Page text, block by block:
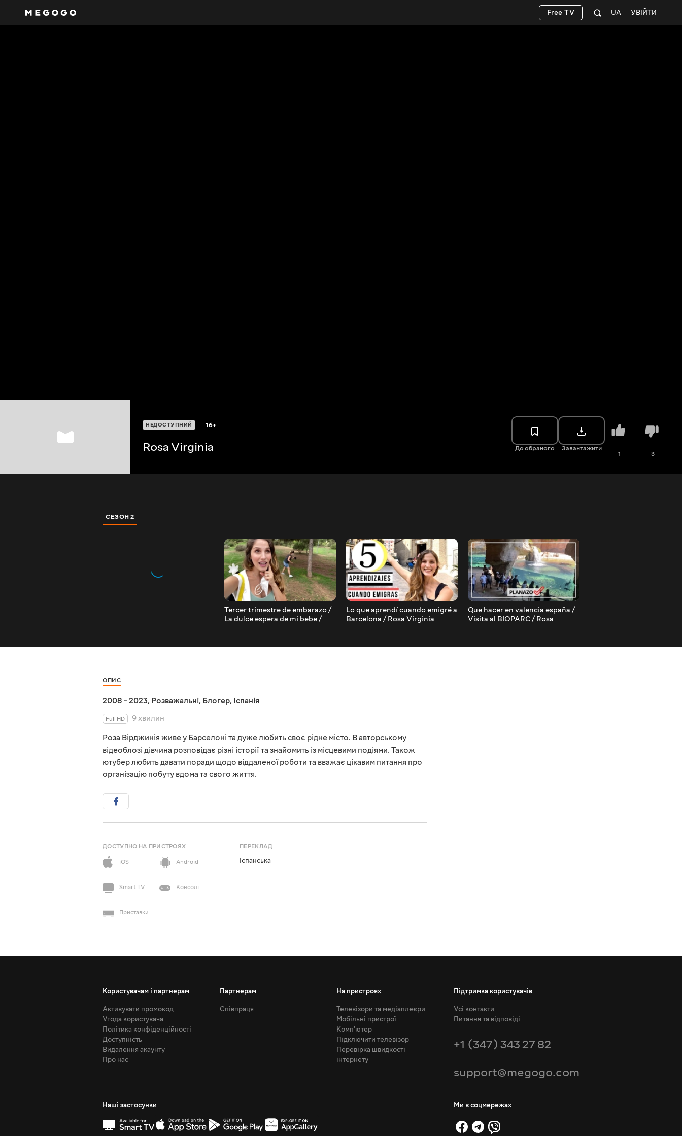
УВІЙТИ
UA
Free TV
НЕДОСТУПНИЙ 16+
Rosa Virginia До обраного Завантажити
1 3
СЕЗОН 2
Tercer trimestre de embarazo /
La dulce espera de mi bebe /
Lo que aprendí cuando emigré a
Barcelona / Rosa Virginia
Que hacer en valencia españa /
Visita al BIOPARC / Rosa
ОПИС
2008 - 2023, Розважальні, Блогер, Іспанія
Full HD
9 хвилин
Роза Вірджинія живе у Барселоні та дуже любить своє рідне місто. В авторському
відеоблозі дівчина розповідає різні історії та знайомить із місцевими подіями. Також
ютубер любить давати поради щодо віддаленої роботи та вважає цікавим питання про
організацію побуту вдома та свого життя.
ДОСТУПНО НА ПРИСТРОЯХ
iOS
Android
Smart TV Консолі
Приставки
ПЕРЕКЛАД
Іспанська
Користувачам і партнерам
Активувати промокод
Угода користувача
Політика конфіденційності
Доступність
Видалення акаунту
Про нас
Партнерам
Співпраця
На пристроях
Телевізори та медіаплеєри
Мобільні пристрої
Комп'ютер
Підключити телевізор
Перевірка швидкості
інтернету
Підтримка користувачів
Усі контакти
Питання та відповіді
+1 (347) 343 27 82
support@megogo.com
Наші застосунки Ми в соцмережах